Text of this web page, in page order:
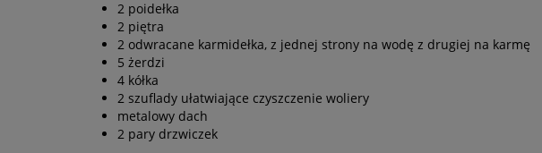
2 poidełka
2 piętra
2 odwracane karmidełka, z jednej strony na wodę z drugiej na karmę
5 żerdzi
4 kółka
2 szuflady ułatwiające czyszczenie woliery
metalowy dach
2 pary drzwiczek